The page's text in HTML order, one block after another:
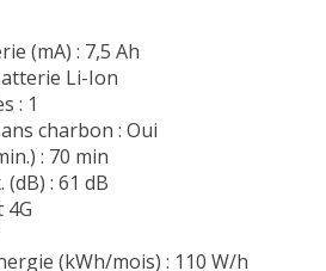
(mA) : 7,5 Ah
Li-Ion
: 1
charbon : Oui
: 70 min
: 61 dB
4G
(kWh/mois) : 110 W/h